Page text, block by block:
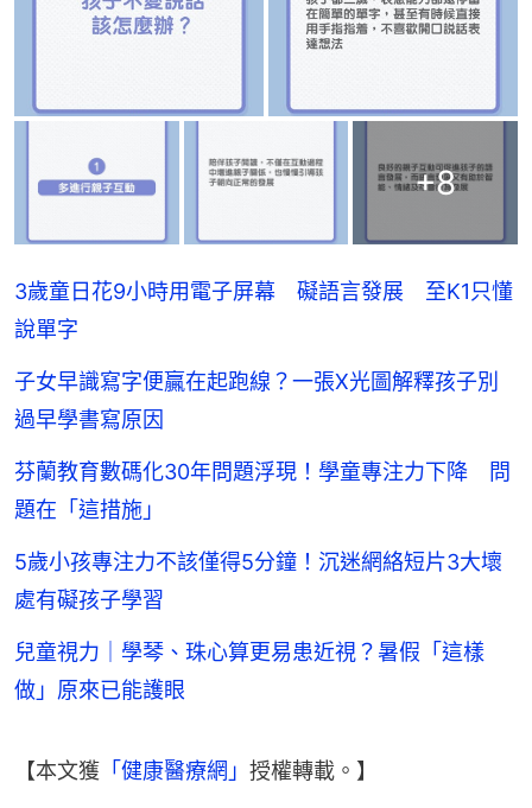
+8
3歲童日花9小時用電子屏幕 礙語言發展 至K1只懂
說單字
子女早識寫字便贏在起跑線？一張X光圖解釋孩子別
過早學書寫原因
芬蘭教育數碼化30年問題浮現！學童專注力下降 問
題在「這措施」
5歲小孩專注力不該僅得5分鐘！沉迷網絡短片3大壞
處有礙孩子學習
兒童視力｜學琴、珠心算更易患近視？暑假「這樣
做」原來已能護眼
【本文獲 「健康醫療網」 授權轉載。】